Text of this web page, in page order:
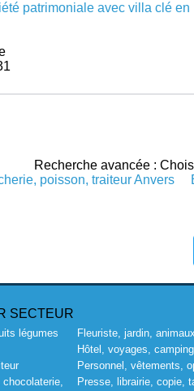
patrimoniale avec villa clé en
Recherche avancée :
poisson, traiteur Anvers
SECTEUR
légumes
Fleuriste, jardin, animaux
Hôtel, voyages, camping
Personnel, vêtements,
Presse, librairie, copie,